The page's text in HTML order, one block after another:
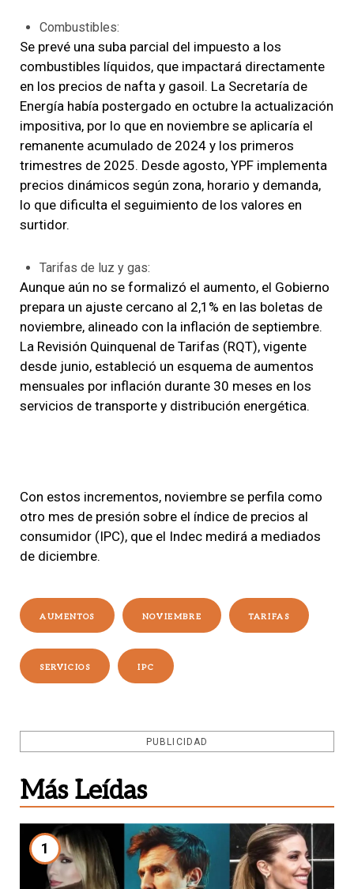
Combustibles:
Se prevé una suba parcial del impuesto a los
combustibles líquidos, que impactará directamente
en los precios de nafta y gasoil. La Secretaría de
Energía había postergado en octubre la actualización
impositiva, por lo que en noviembre se aplicaría el
remanente acumulado de 2024 y los primeros
trimestres de 2025. Desde agosto, YPF implementa
precios dinámicos según zona, horario y demanda,
lo que dificulta el seguimiento de los valores en
surtidor.
Tarifas de luz y gas:
Aunque aún no se formalizó el aumento, el Gobierno
prepara un ajuste cercano al 2,1% en las boletas de
noviembre, alineado con la inflación de septiembre.
La Revisión Quinquenal de Tarifas (RQT), vigente
desde junio, estableció un esquema de aumentos
mensuales por inflación durante 30 meses en los
servicios de transporte y distribución energética.
Con estos incrementos, noviembre se perfila como
otro mes de presión sobre el índice de precios al
consumidor (IPC), que el Indec medirá a mediados
de diciembre.
AUMENTOS NOVIEMBRE TARIFAS
SERVICIOS IPC
PUBLICIDAD
Más Leídas
1